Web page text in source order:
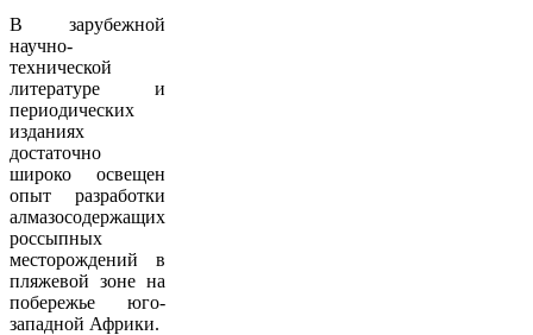
В зарубежной
научно-
технической
литературе и
периодических
изданиях
достаточно
широко освещен
опыт разработки
алмазосодержащих
россыпных
месторождений в
пляжевой зоне на
побережье юго-
западной Африки.